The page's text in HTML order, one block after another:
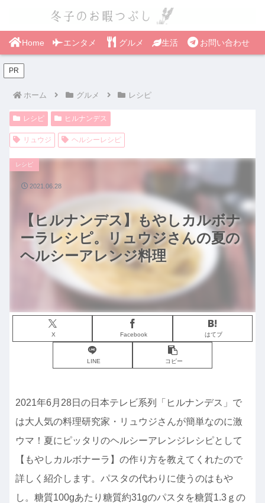
Home エンタメ グルメ 生活 お問い合わせ
PR
ホーム グルメ レシピ
レシピ ヒルナンデス
リュウジ ヘルシーレシピ
【ヒルナンデス】もやしカルボナ
ーラレシピ。リュウジさんの夏の
ヘルシーアレンジ料理
レシピ
X Facebook はてブ
LINE コピー
2021.06.28
2021年6月28日の日本テレビ系列「ヒルナンデス」で
は大人気の料理研究家・リュウジさんが簡単なのに激
ウマ！夏にピッタリのヘルシーアレンジレシピとして
【もやしカルボナーラ】の作り方を教えてくれたので
詳しく紹介します。パスタの代わりに使うのはもや
し。糖質100gあたり糖質約31gのパスタを糖質1.3ｇの